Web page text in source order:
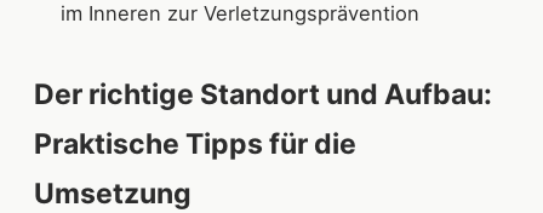
im Inneren zur Verletzungsprävention
Der richtige Standort und Aufbau:
Praktische Tipps für die
Umsetzung